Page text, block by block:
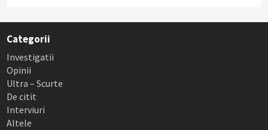
Categorii
Investigatii
Opinii
Ultra – Scurte
De citit
Interviuri
Altele